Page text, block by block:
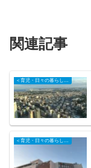
関連記事
＜育児・日々の暮らしの記録＞
＜育児・日々の暮らしの記録＞